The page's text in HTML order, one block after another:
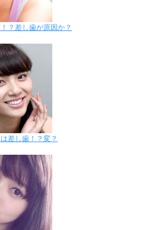
？差し歯が原因か？
差し歯！？変？